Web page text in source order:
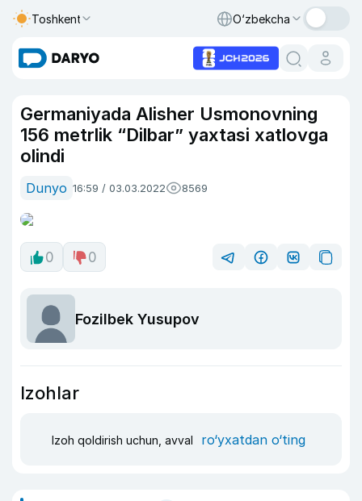
Toshkent O‘zbekcha
Germaniyada Alisher Usmonovning
156 metrlik “Dilbar” yaxtasi xatlovga
olindi
Dunyo 16:59 / 03.03.2022 8569
0 0
Fozilbek Yusupov
Izohlar
Izoh qoldirish uchun, avval ro‘yxatdan o‘ting